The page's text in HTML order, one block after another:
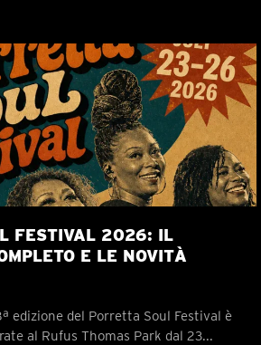
FESTIVAL 2026: IL
E LE NOVITÀ
edizione del Porretta Soul Festival è
al Rufus Thomas Park dal 23...